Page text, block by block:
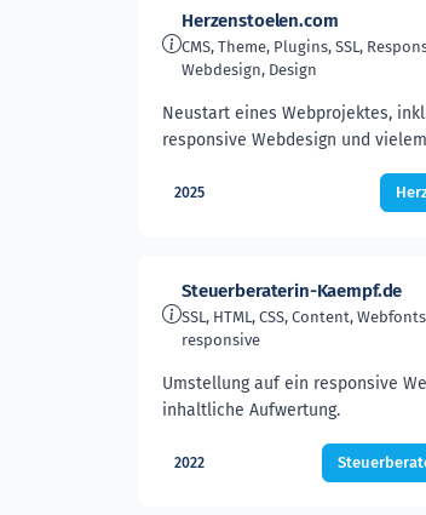
Herzenstoelen.com
CMS, Theme, Plugins, SSL,
Webdesign, Design
Neustart eines Webprojektes,
responsive Webdesign und
2025
Steuerberaterin-Kaempf.de
SSL, HTML, CSS, Content,
responsive
Umstellung auf ein responsive
inhaltliche Aufwertung.
2022